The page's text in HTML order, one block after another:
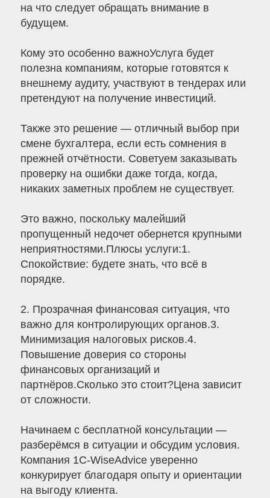
на что следует обращать внимание в
будущем.
Кому это особенно важноУслуга будет
полезна компаниям, которые готовятся к
внешнему аудиту, участвуют в тендерах или
претендуют на получение инвестиций.
Также это решение — отличный выбор при
смене бухгалтера, если есть сомнения в
прежней отчётности. Советуем заказывать
проверку на ошибки даже тогда, когда,
никаких заметных проблем не существует.
Это важно, поскольку малейший
пропущенный недочет обернется крупными
неприятностями.Плюсы услуги:1.
Спокойствие: будете знать, что всё в
порядке.
2. Прозрачная финансовая ситуация, что
важно для контролирующих органов.3.
Минимизация налоговых рисков.4.
Повышение доверия со стороны
финансовых организаций и
партнёров.Сколько это стоит?Цена зависит
от сложности.
Начинаем с бесплатной консультации —
разберёмся в ситуации и обсудим условия.
Компания 1С-WiseAdvice уверенно
конкурирует благодаря опыту и ориентации
на выгоду клиента.